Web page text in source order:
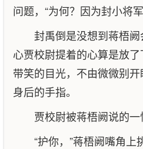
问题，“为何？因为封小将
封禹倒是没想到蒋梧
心贾校尉提着的心算是放
带笑的目光，不由微微别
身后的手指。
贾校尉被蒋梧阙说的一
“护你，”蒋梧阙嘴角